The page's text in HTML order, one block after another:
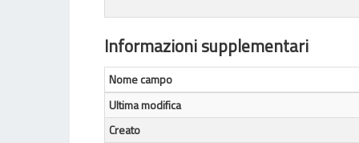
Informazioni supplementari
Nome campo
Ultima modifica
Creato